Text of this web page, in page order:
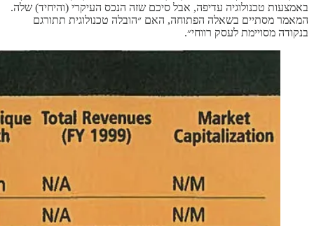
באמצעות טכנולוגיה עדיפה, אבל סיכם שזה הנכס העיקרי (והיחיד) שלה.
המאמר מסתיים בשאלה הפתוחה, האם ״הובלה טכנולוגית תתורגם
בנקודה מסויימת לעסק רווחי״.